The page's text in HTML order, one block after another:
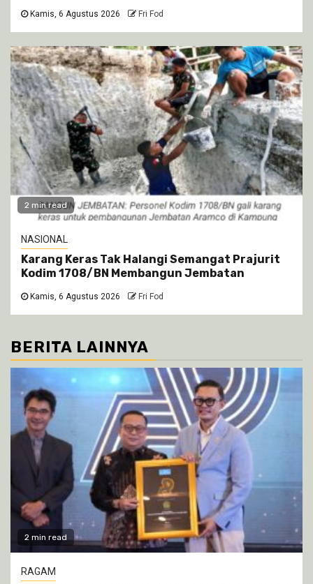
Kamis, 6 Agustus 2026 Fri Fod
2 min read
NASIONAL
Karang Keras Tak Halangi Semangat Prajurit
Kodim 1708/BN Membangun Jembatan
Kamis, 6 Agustus 2026 Fri Fod
BERITA LAINNYA
2 min read
RAGAM